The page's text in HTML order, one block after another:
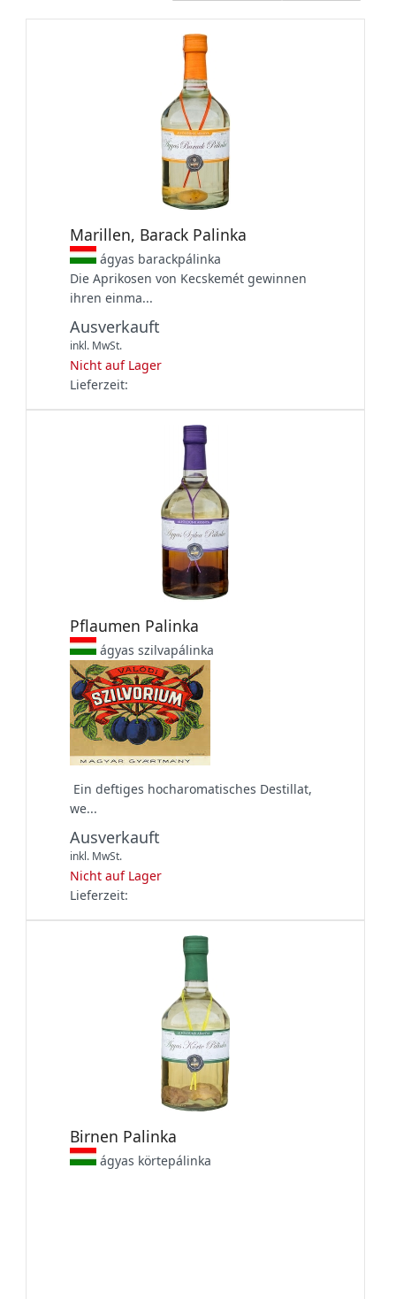
Marillen, Barack Palinka
ágyas barackpálinka
Die Aprikosen von Kecskemét gewinnen
ihren einma...
Ausverkauft
inkl. MwSt.
Nicht auf Lager
Lieferzeit:
Pflaumen Palinka
ágyas szilvapálinka
Ein deftiges hocharomatisches Destillat,
we...
Ausverkauft
inkl. MwSt.
Nicht auf Lager
Lieferzeit:
Birnen Palinka
ágyas körtepálinka